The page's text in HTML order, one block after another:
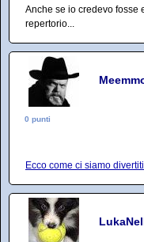
Anche se io credevo fosse
repertorio...
0 punti
Ecco come ci siamo